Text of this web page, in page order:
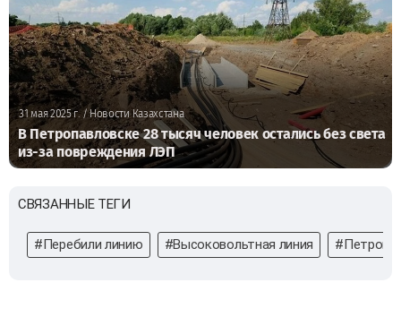
31 мая 2025 г./ Новости Казахстана
В Петропавловске 28 тысяч человек остались без света
из-за повреждения ЛЭП
СВЯЗАННЫЕ ТЕГИ
#Перебили линию #Высоковольтная линия